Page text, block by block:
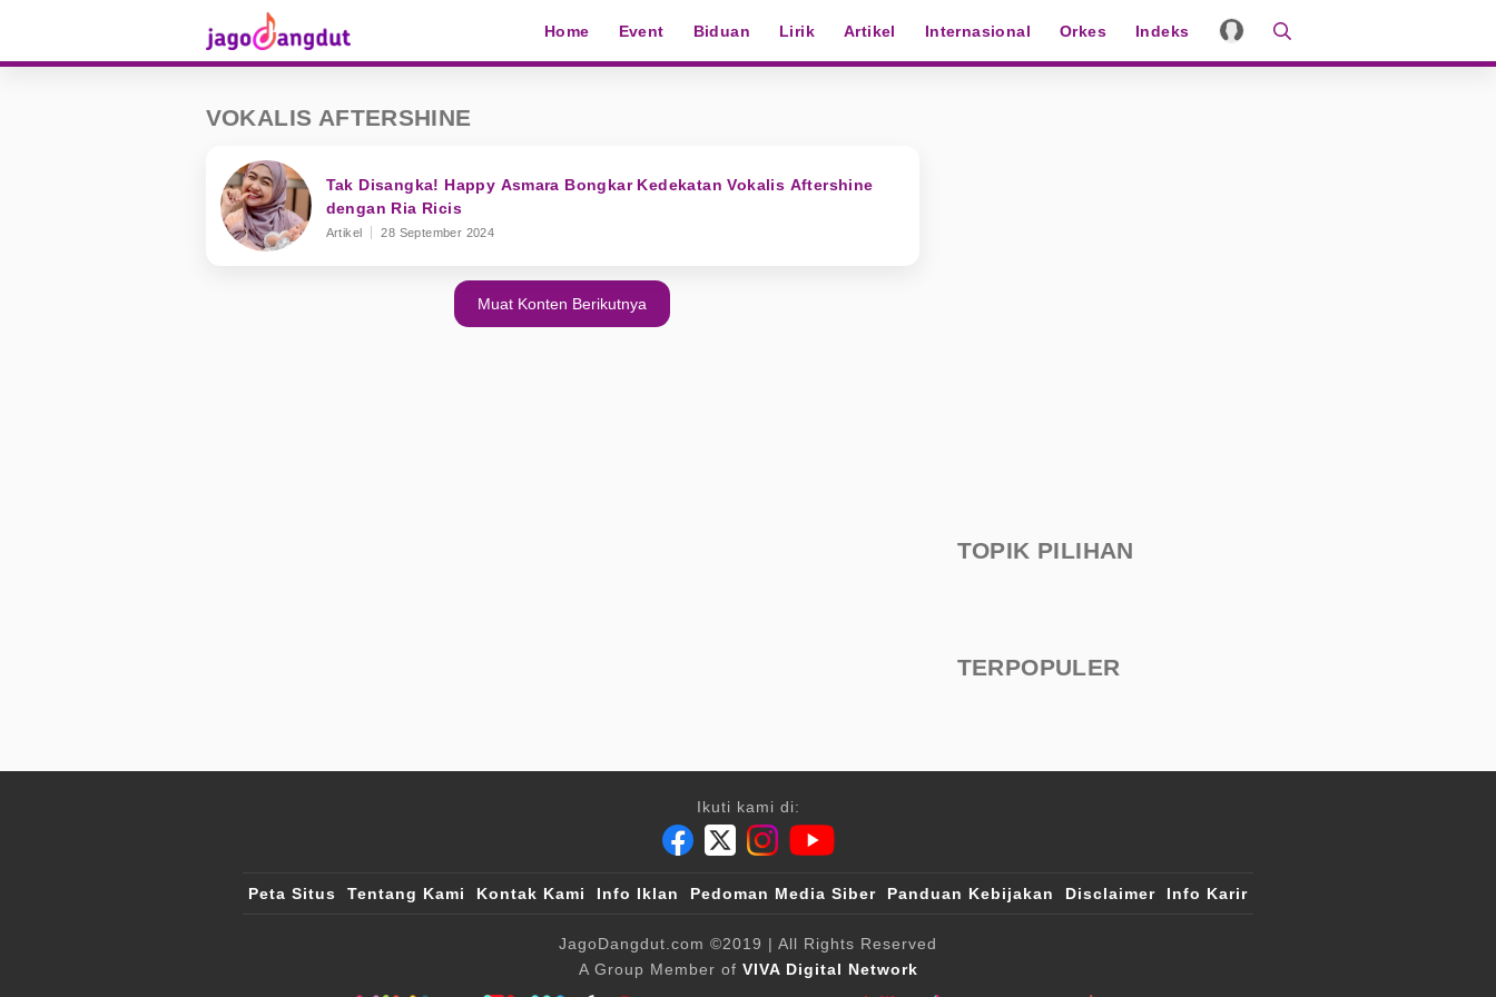
Home Event Biduan Lirik Artikel Internasional Orkes Indeks
VOKALIS AFTERSHINE
Tak Disangka! Happy Asmara Bongkar Kedekatan Vokalis Aftershine
dengan Ria Ricis
Artikel 28 September 2024
Muat Konten Berikutnya
TOPIK PILIHAN
TERPOPULER
Ikuti kami di:
Peta Situs Tentang Kami Kontak Kami Info Iklan Pedoman Media Siber Panduan Kebijakan Disclaimer Info Karir
JagoDangdut.com ©2019 | All Rights Reserved
A Group Member of VIVA Digital Network